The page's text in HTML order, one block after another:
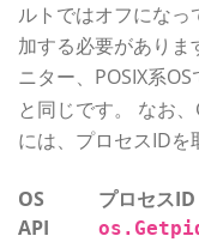
ルトではオフになっ
加する必要があり
ニター、POSIX系
と同じです。 なお
には、プロセスIDを
OS プロセスID
API